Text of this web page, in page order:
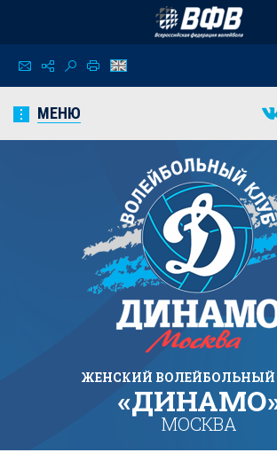
МЕНЮ
ЖЕНСКИЙ ВОЛЕЙБОЛЬНЫЙ
МОСКВА